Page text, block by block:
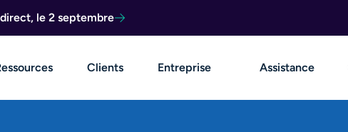
le 2 septembre
Clients Entreprise Assistance